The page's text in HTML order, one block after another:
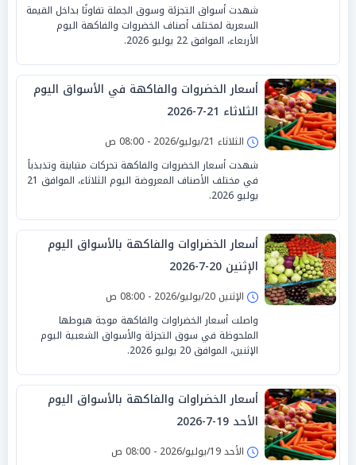
شهدت أسواق التجزئة وسوق الجملة تفاوتًا بداخل القيمة
السعرية لمختلف أصناف الخضروات والفاكهة اليوم
الأربعاء، الموافق 22 يوليو 2026.
أسعار الخضروات والفاكهة في الأسواق اليوم
الثلاثاء 21-7-2026
الثلاثاء 21/يوليو/2026 - 08:00 ص
شهدت أسعار الخضروات والفاكهة تحركات متباينة وتذبذباً
في مختلف الأصناف المعروضة اليوم الثلاثاء، الموافق 21
يوليو 2026.
أسعار الخضراوات والفاكهة بالأسواق اليوم
الإثنين 20-7-2026
الإثنين 20/يوليو/2026 - 08:00 ص
واصلت أسعار الخضراوات والفاكهة موجة هبوطها
الملحوظة في سوق التجزئة والأسواق الشعبية اليوم
الإثنين، الموافق 20 يوليو 2026.
أسعار الخضراوات والفاكهة بالأسواق اليوم
الأحد 19-7-2026
الأحد 19/يوليو/2026 - 08:00 ص